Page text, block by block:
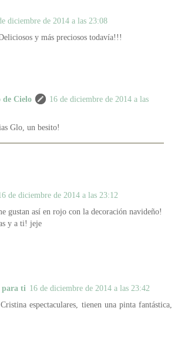
diciembre de 2014 a las 23:08
y más preciosos todavía!!!
de Cielo
16 de diciembre de 2014 a las
Glo, un besito!
de diciembre de 2014 a las 23:12
gustan así en rojo con la decoración navideño!
y a ti! jeje
para ti 16 de diciembre de 2014 a las 23:42
espectaculares, tienen una pinta fantástica,